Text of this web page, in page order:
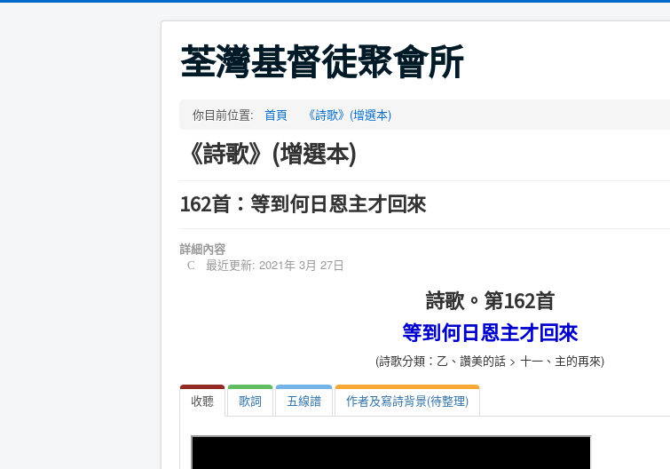
荃灣基督徒聚會所
你目前位置: 首頁 《詩歌》(增選本)
《詩歌》(增選本)
162首：等到何日恩主才回來
詳細內容
最近更新: 2021年 3月 27日
詩歌。第162首
等到何日恩主才回來
(詩歌分類：乙、讚美的話 > 十一、主的再來)
收聽 歌詞 五線譜 作者及寫詩背景(待整理)